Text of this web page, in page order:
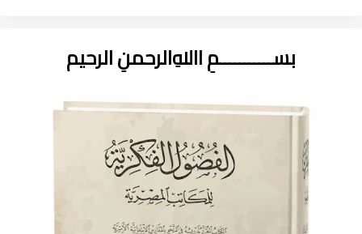
بســـــــــــمِ اﷲِالرحمنِ الرحيم